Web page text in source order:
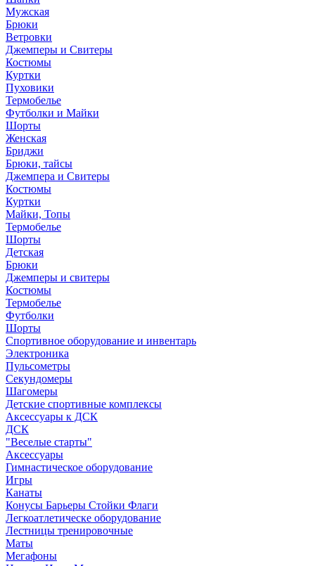
Мужская
Брюки
Ветровки
Джемперы и Свитеры
Костюмы
Куртки
Пуховики
Термобелье
Футболки и Майки
Шорты
Женская
Бриджи
Брюки, тайсы
Джемпера и Свитеры
Костюмы
Куртки
Майки, Топы
Термобелье
Шорты
Детская
Брюки
Джемперы и свитеры
Костюмы
Термобелье
Футболки
Шорты
Спортивное оборудование и инвентарь
Электроника
Пульсометры
Секундомеры
Шагомеры
Детские спортивные комплексы
Аксессуары к ДСК
ДСК
"Веселые старты"
Аксессуары
Гимнастическое оборудование
Игры
Канаты
Конусы Барьеры Стойки Флаги
Легкоатлетическе оборудование
Лестницы тренировочные
Маты
Мегафоны